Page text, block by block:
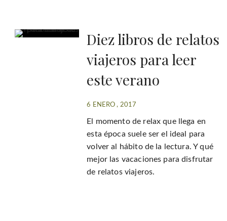
Diez libros de relatos
viajeros para leer
este verano
6 ENERO , 2017
El momento de relax que llega en
esta época suele ser el ideal para
volver al hábito de la lectura. Y qué
mejor las vacaciones para disfrutar
de relatos viajeros.